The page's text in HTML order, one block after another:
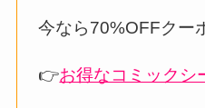
今なら70%OFFクー
👉お得なコミックシ